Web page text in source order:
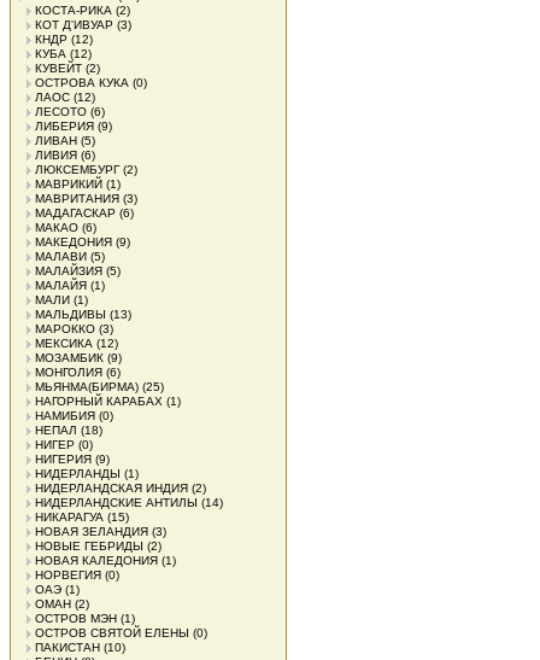
КОСТА-РИКА (2)
КОТ Д'ИВУАР (3)
КНДР (12)
КУБА (12)
КУВЕЙТ (2)
ОСТРОВА КУКА (0)
ЛАОС (12)
ЛЕСОТО (6)
ЛИБЕРИЯ (9)
ЛИВАН (5)
ЛИВИЯ (6)
ЛЮКСЕМБУРГ(2)
МАВРИКИЙ (1)
МАВРИТАНИЯ (3)
МАДАГАСКАР (6)
МАКАО (6)
МАКЕДОНИЯ (9)
МАЛАВИ (5)
МАЛАЙЗИЯ (5)
МАЛАЙЯ (1)
МАЛИ (1)
МАЛЬДИВЫ (13)
МАРОККО (3)
МЕКСИКА (12)
МОЗАМБИК (9)
МОНГОЛИЯ (6)
МЬЯНМА(БИРМА) (25)
НАГОРНЫЙ КАРАБАХ (1)
НАМИБИЯ (0)
НЕПАЛ (18)
НИГЕР (0)
НИГЕРИЯ (9)
НИДЕРЛАНДЫ (1)
НИДЕРЛАНДСКАЯ ИНДИЯ (2)
НИДЕРЛАНДСКИЕ АНТИЛЫ (14)
НИКАРАГУА (15)
НОВАЯ ЗЕЛАНДИЯ (3)
НОВЫЕ ГЕБРИДЫ (2)
НОВАЯ КАЛЕДОНИЯ (1)
НОРВЕГИЯ (0)
ОАЭ (1)
ОМАН (2)
ОСТРОВ МЭН (1)
ОСТРОВ СВЯТОЙ ЕЛЕНЫ (0)
ПАКИСТАН (10)